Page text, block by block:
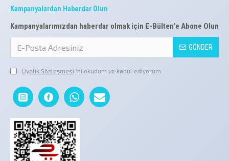
Kampanyalardan Haberdar Olun
Kampanyalarımızdan haberdar olmak için E-Bülten'e Abone Olun
GÖNDER
Üyelik Sözleşmesi 'ni okudum ve kabul ediyorum.